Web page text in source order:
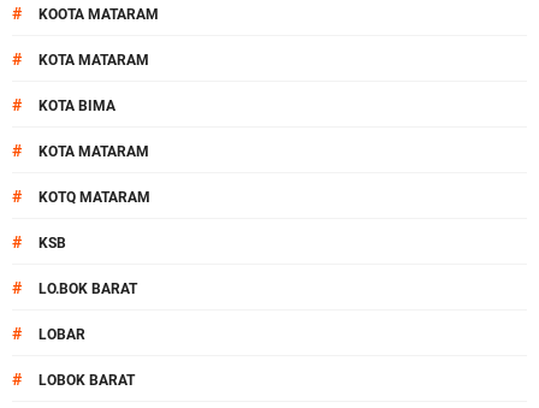
# KOOTA MATARAM
# KOTA MATARAM
# KOTA BIMA
# KOTA MATARAM
# KOTQ MATARAM
# KSB
# LO.BOK BARAT
# LOBAR
# LOBOK BARAT